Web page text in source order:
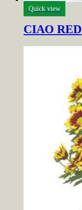
Quick view
CIAO RED